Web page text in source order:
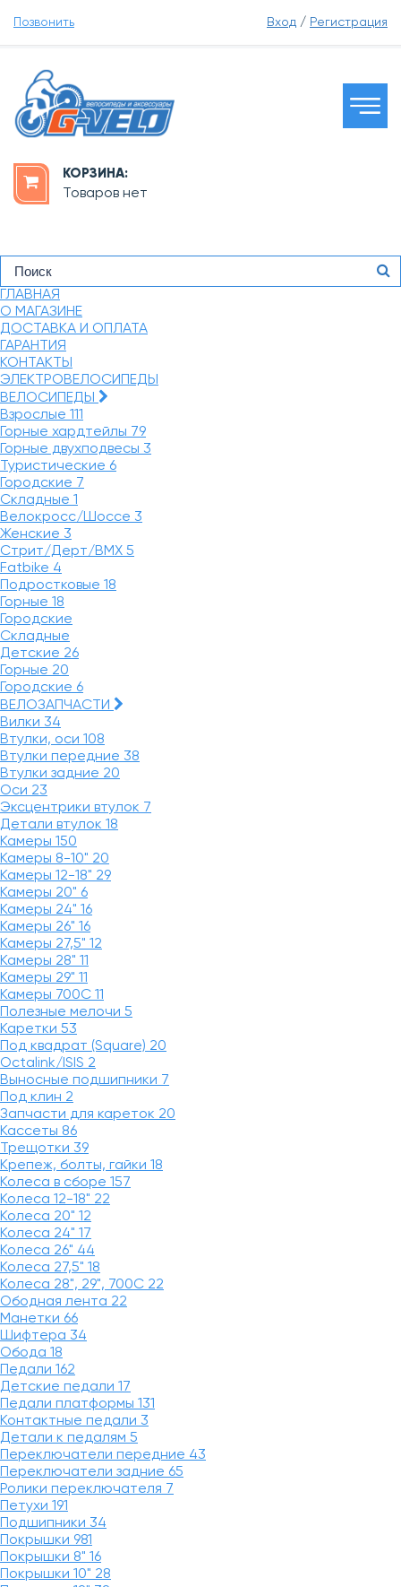
Позвонить Вход / Регистрация
КОРЗИНА:
Товаров нет
ГЛАВНАЯ
О МАГАЗИНЕ
ДОСТАВКА И ОПЛАТА
ГАРАНТИЯ
КОНТАКТЫ
ЭЛЕКТРОВЕЛОСИПЕДЫ
ВЕЛОСИПЕДЫ
Взрослые 111
Горные хардтейлы 79
Горные двухподвесы 3
Туристические 6
Городские 7
Складные 1
Велокросс/Шоссе 3
Женские 3
Стрит/Дерт/BMX 5
Fatbike 4
Подростковые 18
Горные 18
Городские
Складные
Детские 26
Горные 20
Городские 6
ВЕЛОЗАПЧАСТИ
Вилки 34
Втулки, оси 108
Втулки передние 38
Втулки задние 20
Оси 23
Эксцентрики втулок 7
Детали втулок 18
Камеры 150
Камеры 8-10" 20
Камеры 12-18" 29
Камеры 20" 6
Камеры 24" 16
Камеры 26" 16
Камеры 27,5" 12
Камеры 28" 11
Камеры 29" 11
Камеры 700C 11
Полезные мелочи 5
Каретки 53
Под квадрат (Square) 20
Octalink/ISIS 2
Выносные подшипники 7
Под клин 2
Запчасти для кареток 20
Кассеты 86
Трещотки 39
Крепеж, болты, гайки 18
Колеса в сборе 157
Колеса 12-18" 22
Колеса 20" 12
Колеса 24" 17
Колеса 26" 44
Колеса 27,5" 18
Колеса 28", 29", 700С 22
Ободная лента 22
Манетки 66
Шифтера 34
Обода 18
Педали 162
Детские педали 17
Педали платформы 131
Контактные педали 3
Детали к педалям 5
Переключатели передние 43
Переключатели задние 65
Ролики переключателя 7
Петухи 191
Подшипники 34
Покрышки 981
Покрышки 8" 16
Покрышки 10" 28